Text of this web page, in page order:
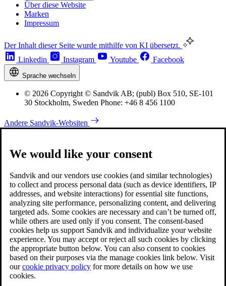
Über diese Website
Marken
Impressum
Der Inhalt dieser Seite wurde mithilfe von KI übersetzt.
Linkedin
Instagram Youtube Facebook
Sprache wechseln
© 2026 Copyright © Sandvik AB; (publ) Box 510, SE-101
30 Stockholm, Sweden Phone: +46 8 456 1100
Andere Sandvik-Websiten
We would like your consent
Sandvik and our vendors use cookies (and similar technologies)
to collect and process personal data (such as device identifiers, IP
addresses, and website interactions) for essential site functions,
analyzing site performance, personalizing content, and delivering
targeted ads. Some cookies are necessary and can’t be turned off,
while others are used only if you consent. The consent-based
cookies help us support Sandvik and individualize your website
experience. You may accept or reject all such cookies by clicking
the appropriate button below. You can also consent to cookies
based on their purposes via the manage cookies link below. Visit
ourcookie privacy policy for more details on how we use
cookies.